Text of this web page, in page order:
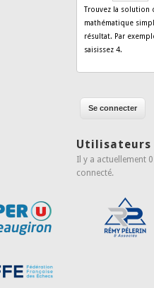
Trouvez la solution
mathématique
résultat. Par
saisissez 4.
Utilisateurs
Il y a actuellement
connecté.